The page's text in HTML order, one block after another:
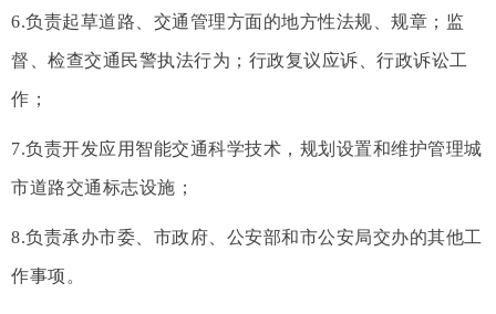
6.负责起草道路、交通管理方面的地方性法规、规章；监
督、检查交通民警执法行为；行政复议应诉、行政诉讼工
作；
7.负责开发应用智能交通科学技术，规划设置和维护管理城
市道路交通标志设施；
8.负责承办市委、市政府、公安部和市公安局交办的其他工
作事项。